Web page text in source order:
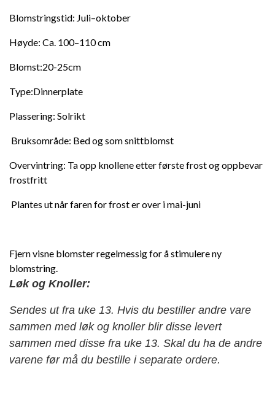
Blomstringstid: Juli–oktober
Høyde: Ca. 100–110 cm
Blomst:20-25cm
Type:Dinnerplate
Plassering: Solrikt
Bruksområde: Bed og som snittblomst
Overvintring: Ta opp knollene etter første frost og oppbevar
frostfritt
Plantes ut når faren for frost er over i mai-juni
Fjern visne blomster regelmessig for å stimulere ny
blomstring.
Løk og Knoller:
Sendes ut fra uke 13. Hvis du bestiller andre vare
sammen med løk og knoller blir disse levert
sammen med disse fra uke 13. Skal du ha de andre
varene før må du bestille i separate ordere.